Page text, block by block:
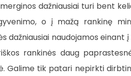
dažniausiai turi bent
o į mažą rankinę
dažniausiai naudojamos
rankinės daug
Galime tik patari nepirkti